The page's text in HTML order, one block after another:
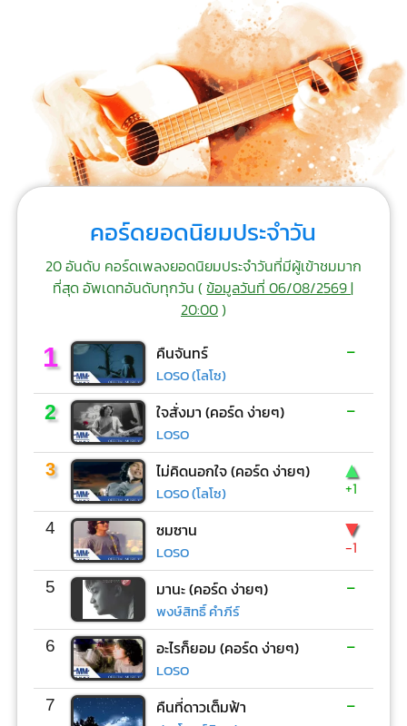
คอร์ดยอดนิยมประจำวัน
20 อันดับ คอร์ดเพลงยอดนิยมประจำวันที่มีผู้เข้าชมมาก
ที่สุด อัพเดทอันดับทุกวัน (ข้อมูลวันที่ 06/08/2569 |
20:00)
1 คืนจันทร์
LOSO (โลโซ)
-
2 ใจสั่งมา (คอร์ด ง่ายๆ)
LOSO
-
3 ไม่คิดนอกใจ (คอร์ด ง่ายๆ)
LOSO (โลโซ)
▲
+1
4 ซมซาน
LOSO
▼
-1
5 มานะ (คอร์ด ง่ายๆ)
พงษ์สิทธิ์ คำภีร์
-
6 อะไรก็ยอม (คอร์ด ง่ายๆ)
LOSO
-
7 คืนที่ดาวเต็มฟ้า -